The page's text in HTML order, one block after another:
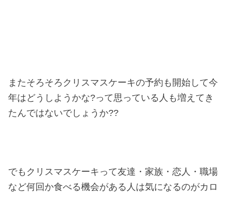
またそろそろクリスマスケーキの予約も開始して今
年はどうしようかな?って思っている人も増えてき
たんではないでしょうか??
でもクリスマスケーキって友達・家族・恋人・職場
など何回か食べる機会がある人は気になるのがカロ